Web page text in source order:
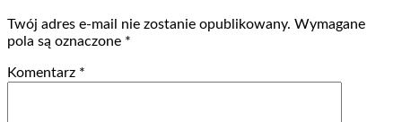
Twój adres e-mail nie zostanie opublikowany. Wymagane
pola są oznaczone *
Komentarz *